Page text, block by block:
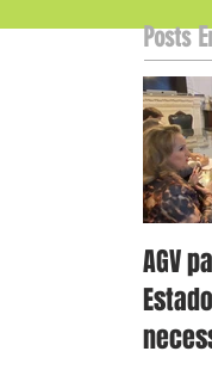
Posts
AGV